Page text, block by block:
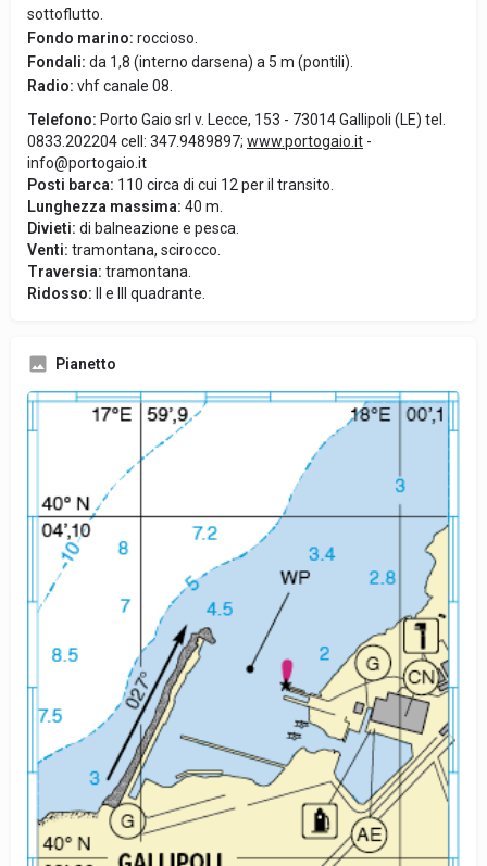
sottoflutto.
Fondo marino: roccioso.
Fondali: da 1,8 (interno darsena) a 5 m (pontili).
Radio: vhf canale 08.
Telefono: Porto Gaio srl v. Lecce, 153 - 73014 Gallipoli (LE) tel.
0833.202204 cell: 347.9489897; www.portogaio.it -
info@portogaio.it
Posti barca: 110 circa di cui 12 per il transito.
Lunghezza massima: 40 m.
Divieti: di balneazione e pesca.
Venti: tramontana, scirocco.
Traversia: tramontana.
Ridosso:
II e III quadrante.
Pianetto